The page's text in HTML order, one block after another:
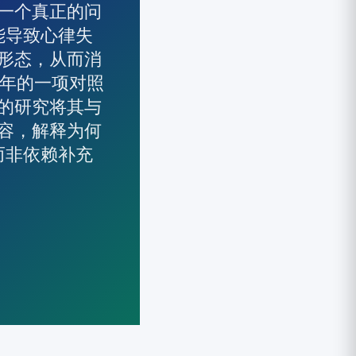
个真正的问
致心律失
态，从而消
的一项对照
研究将其与
，解释为何
依赖补充